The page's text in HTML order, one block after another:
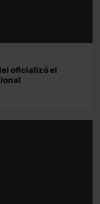
oficializó el